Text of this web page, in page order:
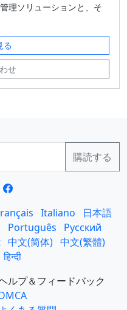
理ソリューションと、そ
る
せ
Italiano
日本語
Português
Русский
中文(简体) 中文(繁體)
हिन्दी
ルプ＆フィードバック